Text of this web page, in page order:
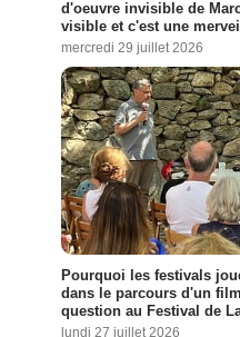
d'oeuvre invisible de
visible et c'est une
mercredi 29 juillet 2026
Pourquoi les festivals
dans le parcours d'un
question au Festival de
lundi 27 juillet 2026